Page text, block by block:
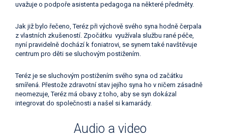
uvažuje o podpoře asistenta pedagoga na některé předměty.
Jak již bylo řečeno, Teréz při výchově svého syna hodně čerpala
z vlastních zkušeností. Zpočátku využívala službu rané péče,
nyní pravidelně dochází k foniatrovi, se synem také navštěvuje
centrum pro děti se sluchovým postižením.
Teréz je se sluchovým postižením svého syna od začátku
smířená. Přestože zdravotní stav jejího syna ho v ničem zásadně
neomezuje, Teréz má obavy z toho, aby se syn dokázal
integrovat do společnosti a našel si kamarády.
Audio a video